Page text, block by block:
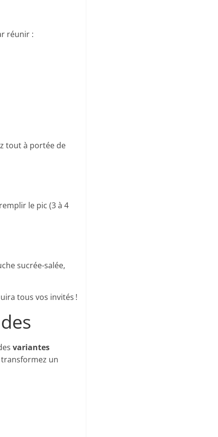
réunir :
tout à portée de
le pic (3 à 4
sucrée-salée,
tous vos invités !
variantes
transformez un